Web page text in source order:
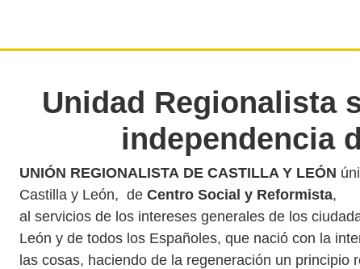
Unidad Regionalista
independencia
UNIÓN REGIONALISTA DE CASTILLA Y LEÓN
Castilla y León, de Centro Social y Reformista,
al servicios de los intereses generales de los
León y de todos los Españoles, que nació con la
las cosas, haciendo de la regeneración un principio